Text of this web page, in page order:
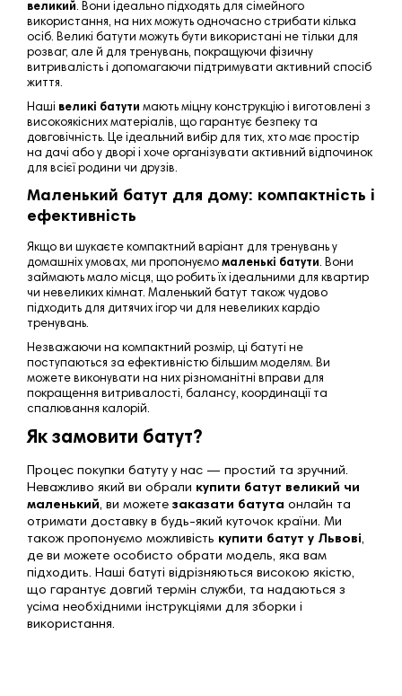
великий. Вони ідеально підходять для сімейного
використання, на них можуть одночасно стрибати кілька
осіб. Великі батути можуть бути використані не тільки для
розваг, але й для тренувань, покращуючи фізичну
витривалість і допомагаючи підтримувати активний спосіб
життя.
Наші великі батути мають міцну конструкцію і виготовлені з
високоякісних матеріалів, що гарантує безпеку та
довговічність. Це ідеальний вибір для тих, хто має простір
на дачі або у дворі і хоче організувати активний відпочинок
для всієї родини чи друзів.
Маленький батут для дому: компактність і
ефективність
Якщо ви шукаєте компактний варіант для тренувань у
домашніх умовах, ми пропонуємо маленькі батути. Вони
займають мало місця, що робить їх ідеальними для квартир
чи невеликих кімнат. Маленький батут також чудово
підходить для дитячих ігор чи для невеликих кардіо
тренувань.
Незважаючи на компактний розмір, ці батуті не
поступаються за ефективністю більшим моделям. Ви
можете виконувати на них різноманітні вправи для
покращення витривалості, балансу, координації та
спалювання калорій.
Як замовити батут?
Процес покупки батуту у нас — простий та зручний.
Неважливо який ви обрали купити батут великий чи
маленький, ви можете заказати батута онлайн та
отримати доставку в будь-який куточок країни. Ми
також пропонуємо можливість купити батут у Львові,
де ви можете особисто обрати модель, яка вам
підходить. Наші батуті відрізняються високою якістю,
що гарантує довгий термін служби, та надаються з
усіма необхідними інструкціями для зборки і
використання.